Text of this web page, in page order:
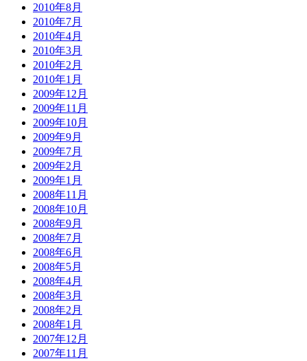
2010年8月
2010年7月
2010年4月
2010年3月
2010年2月
2010年1月
2009年12月
2009年11月
2009年10月
2009年9月
2009年7月
2009年2月
2009年1月
2008年11月
2008年10月
2008年9月
2008年7月
2008年6月
2008年5月
2008年4月
2008年3月
2008年2月
2008年1月
2007年12月
2007年11月